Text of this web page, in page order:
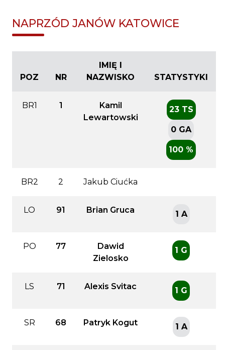
NAPRZÓD JANÓW KATOWICE
POZ NR
IMIĘ I
NAZWISKO
STATYSTYKI
BR1 1
Kamil
Lewartowski
23 TS
0 GA
100 %
BR2 2 Jakub Ciućka
LO 91 Brian Gruca 1 A
PO 77
Dawid
Zielosko
1 G
LS 71 Alexis Svitac 1 G
SR 68 Patryk Kogut 1 A